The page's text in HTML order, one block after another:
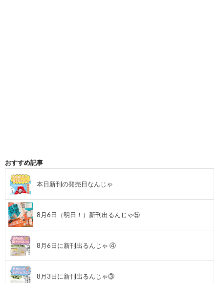
おすすめ記事
本日新刊の発売日なんじゃ
8月6日（明日！）新刊出るんじゃ⑤
8月6日に新刊出るんじゃ ④
8月3日に新刊出るんじゃ③